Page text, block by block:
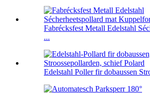
Fabrécksfest Metall Edelstahl
...
Edelstahl Poller fir dobaussen